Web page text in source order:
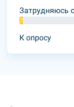
Затрудняюсь
2%
К опросу